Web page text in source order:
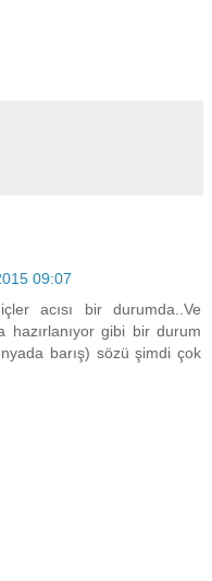
09:07
acısı bir durumda..Ve
hazırlanıyor gibi bir durum
barış) sözü şimdi çok